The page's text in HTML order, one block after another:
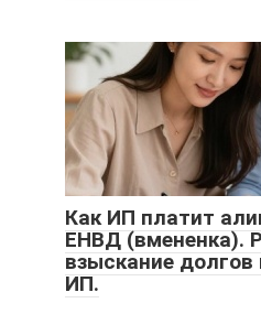
Как ИП платит
ЕНВД (вмененка).
взыскание
ИП.